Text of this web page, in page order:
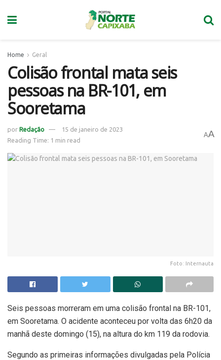
Home Geral
Colisão frontal mata seis
pessoas na BR-101, em
Sooretama
por Redação
15 de janeiro de 2023
Reading Time: 1 min read
AA
Foto: Internauta
Seis pessoas morreram em uma colisão frontal na BR-101,
em Sooretama. O acidente aconteceu por volta das 6h20 da
manhã deste domingo (15), na altura do km 119 da rodovia.
Segundo as primeiras informações divulgadas pela Polícia